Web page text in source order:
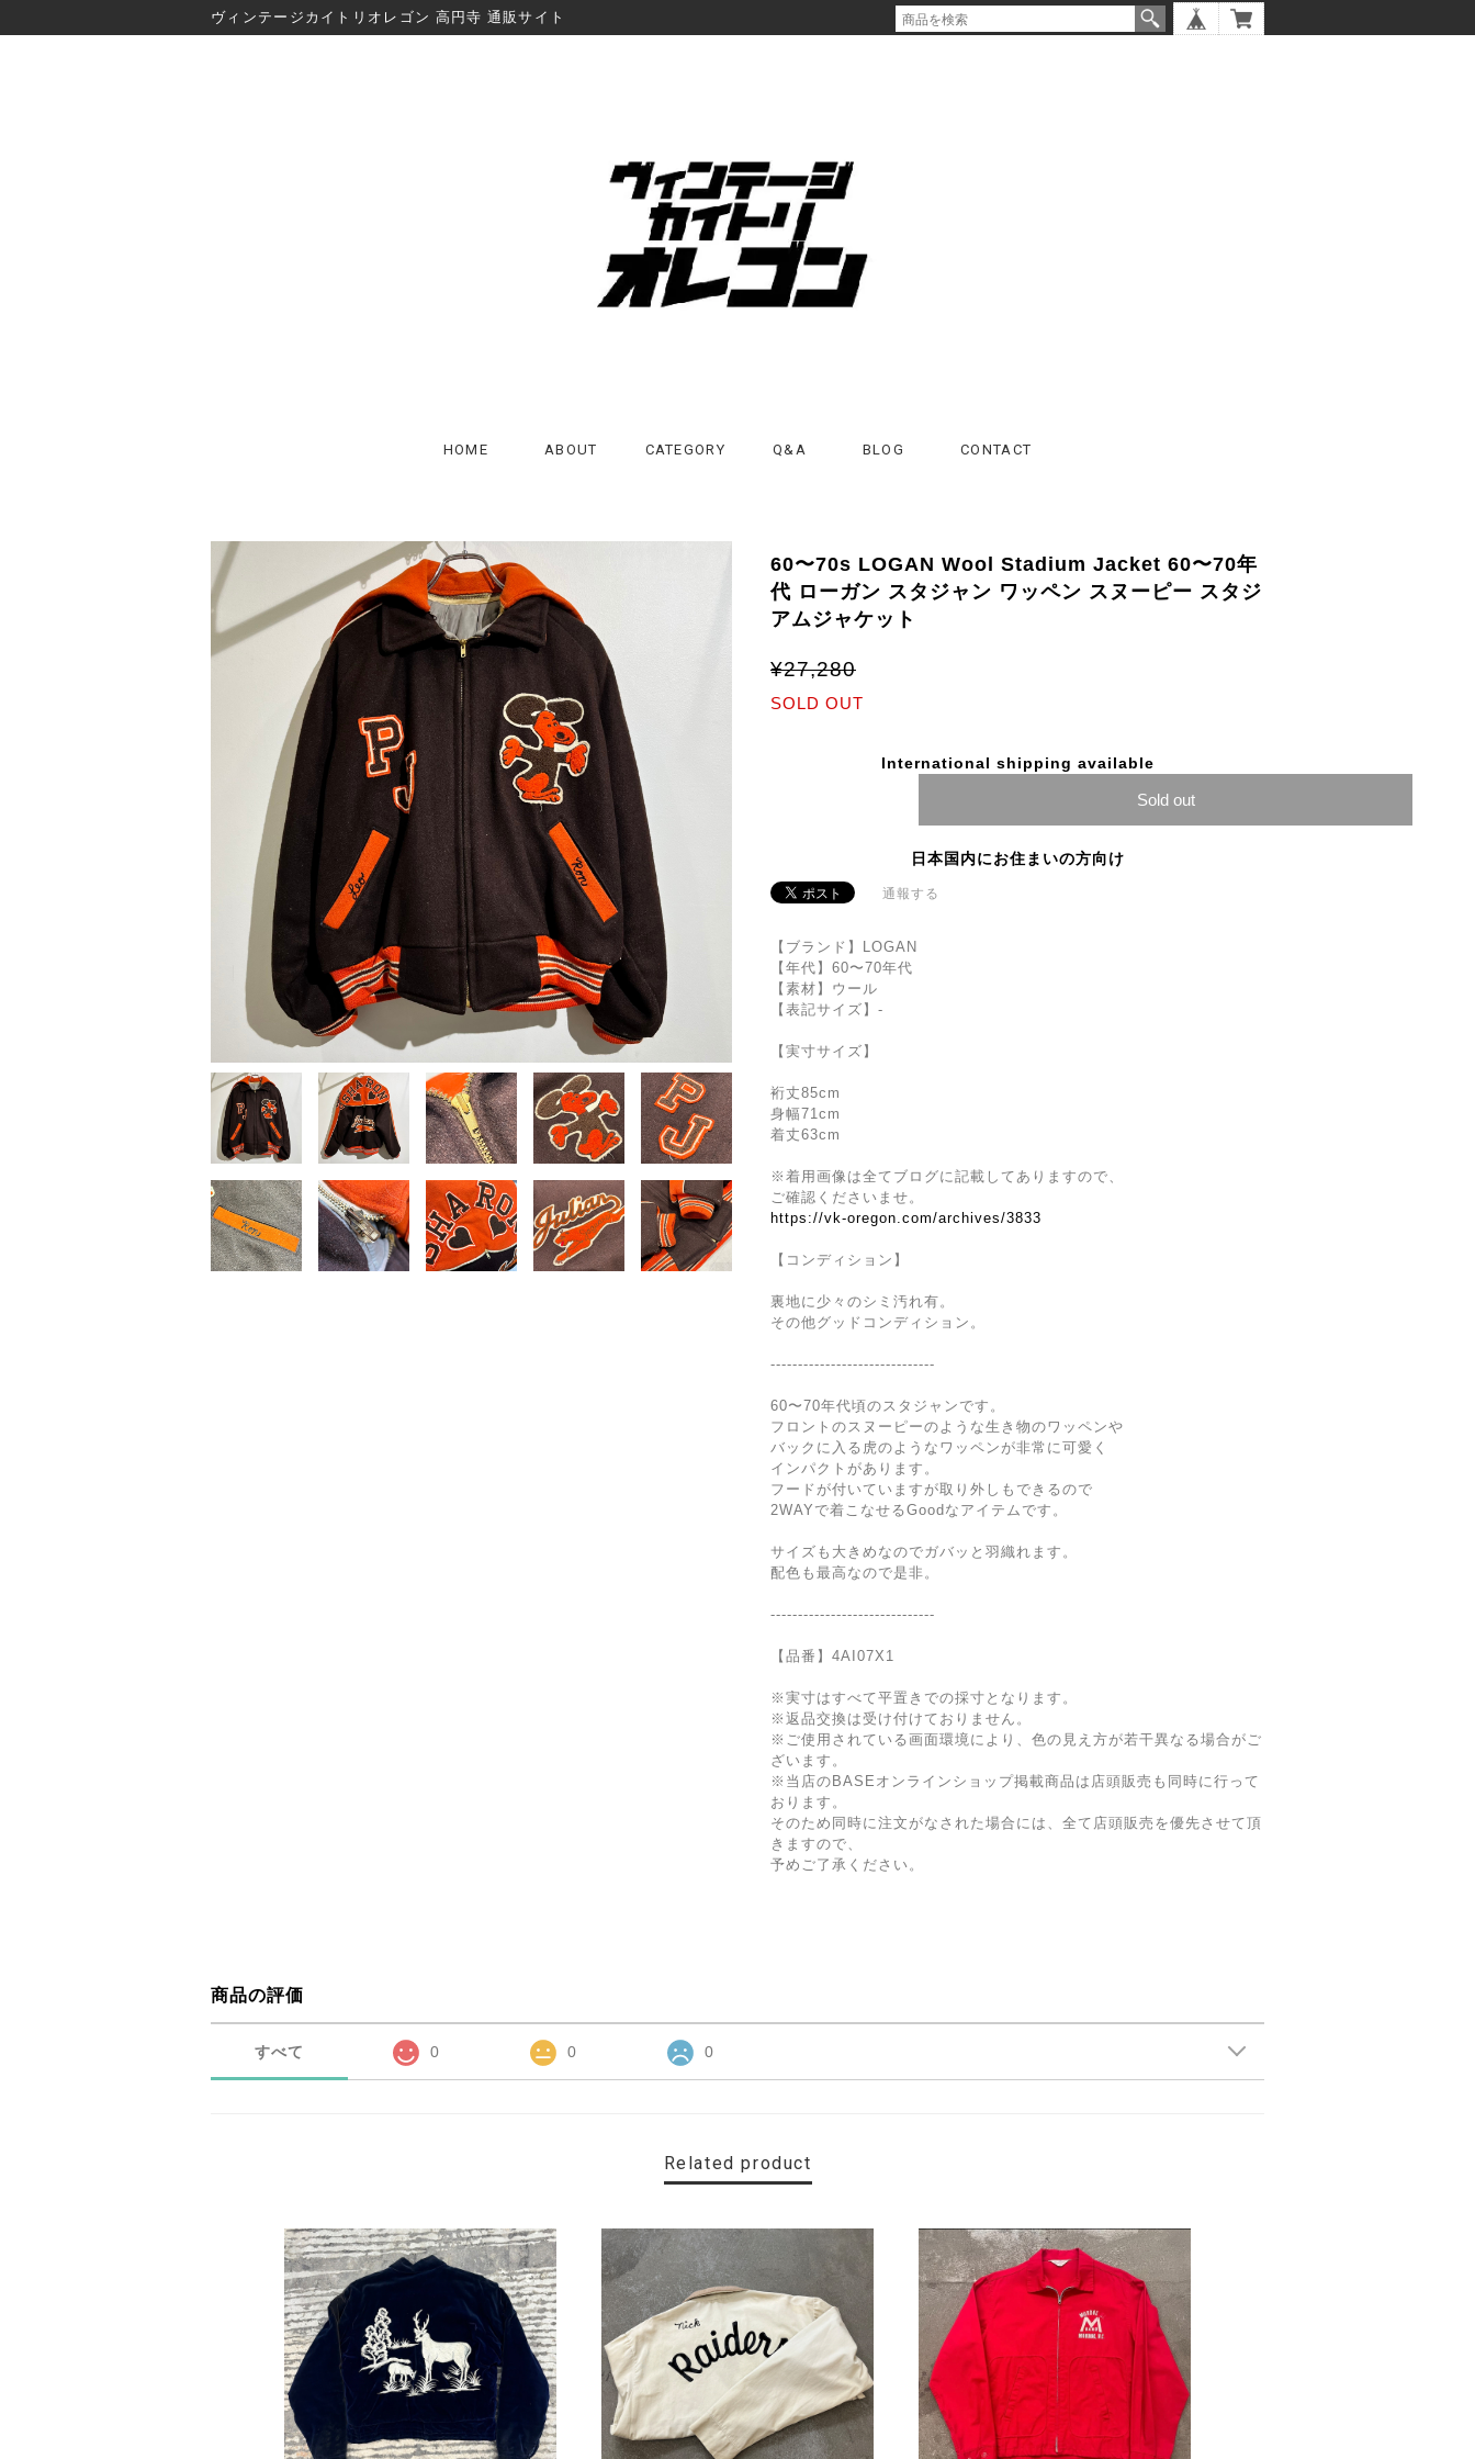
ヴィンテージカイトリオレゴン 高円寺 通販サイト
HOME ABOUT CATEGORY Q&A BLOG CONTACT
60〜70s LOGAN Wool Stadium Jacket 60〜70年
代 ローガン スタジャン ワッペン スヌーピー スタジ
アムジャケット
¥27,280
SOLD OUT
International shipping available
Sold out
日本国内にお住まいの方向け
通報する
【ブランド】LOGAN
【年代】60〜70年代
【素材】ウール
【表記サイズ】-
【実寸サイズ】
裄丈85cm
身幅71cm
着丈63cm
※着用画像は全てブログに記載してありますので、
ご確認くださいませ。
https://vk-oregon.com/archives/3833
【コンディション】
裏地に少々のシミ汚れ有。
その他グッドコンディション。
------------------------------
60〜70年代頃のスタジャンです。
フロントのスヌーピーのような生き物のワッペンや
バックに入る虎のようなワッペンが非常に可愛く
インパクトがあります。
フードが付いていますが取り外しもできるので
2WAYで着こなせるGoodなアイテムです。
サイズも大きめなのでガバッと羽織れます。
配色も最高なので是非。
------------------------------
【品番】4AI07X1
※実寸はすべて平置きでの採寸となります。
※返品交換は受け付けておりません。
※ご使用されている画面環境により、色の見え方が若干異なる場合がご
ざいます。
※当店のBASEオンラインショップ掲載商品は店頭販売も同時に行って
おります。
そのため同時に注文がなされた場合には、全て店頭販売を優先させて頂
きますので、
予めご了承ください。
商品の評価
すべて 0 0 0
Related product